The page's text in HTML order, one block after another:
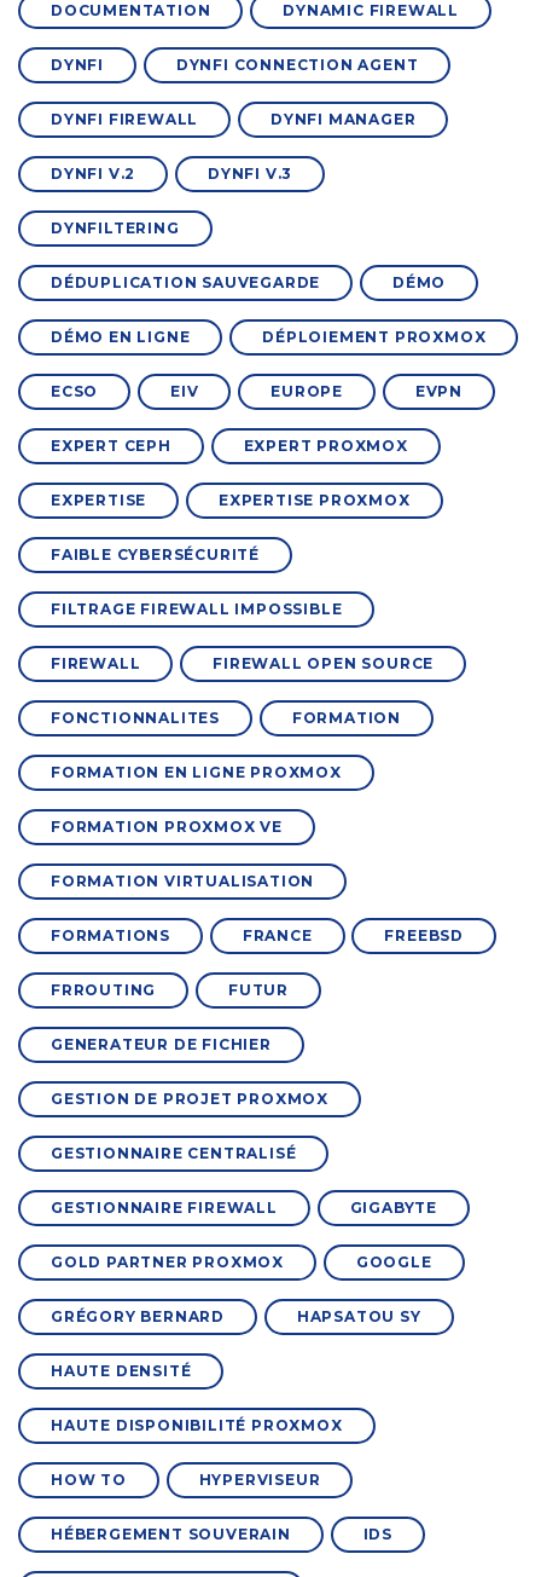
DOCUMENTATION DYNAMIC FIREWALL
DYNFI DYNFI CONNECTION AGENT
DYNFI FIREWALL DYNFI MANAGER
DYNFI V.2 DYNFI V.3
DYNFILTERING
DÉDUPLICATION SAUVEGARDE DÉMO
DÉMO EN LIGNE DÉPLOIEMENT PROXMOX
ECSO EIV EUROPE EVPN
EXPERT CEPH EXPERT PROXMOX
EXPERTISE EXPERTISE PROXMOX
FAIBLE CYBERSÉCURITÉ
FILTRAGE FIREWALL IMPOSSIBLE
FIREWALL FIREWALL OPEN SOURCE
FONCTIONNALITES FORMATION
FORMATION EN LIGNE PROXMOX
FORMATION PROXMOX VE
FORMATION VIRTUALISATION
FORMATIONS FRANCE FREEBSD
FRROUTING FUTUR
GENERATEUR DE FICHIER
GESTION DE PROJET PROXMOX
GESTIONNAIRE CENTRALISÉ
GESTIONNAIRE FIREWALL GIGABYTE
GOLD PARTNER PROXMOX GOOGLE
GRÉGORY BERNARD HAPSATOU SY
HAUTE DENSITÉ
HAUTE DISPONIBILITÉ PROXMOX
HOW TO HYPERVISEUR
HÉBERGEMENT SOUVERAIN IDS